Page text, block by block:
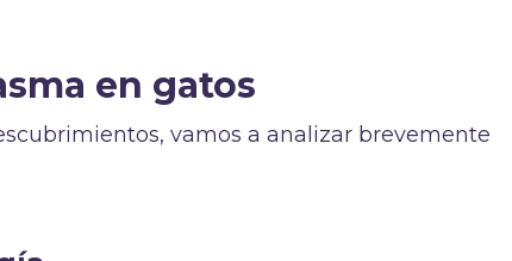
en gatos
vamos a analizar brevemente